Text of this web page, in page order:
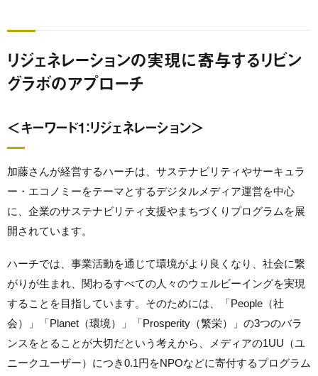
リジェネレーションの実現に寄与するリビン
グラボのアプローチ
＜キーワード1：リジェネレーション＞
加藤さんが経営するハーチは、サステナビリティやサーキュラ
ー・エコノミーをテーマとするデジタルメディア運営を中心
に、企業のサステナビリティ支援やまちづくりプログラムを展
開されています。
ハーチでは、事業活動を通じて環境がより良くなり、社会に繋
がりが生まれ、関わるすべての人々のウェルビーイングを実現
することを目指しています。そのためには、「People（社
会）」「Planet（環境）」「Prosperity（繁栄）」の3つのバラ
ンスをとることが大切だという考えから、メディアの1UU（ユ
ニークユーザー）につき0.1円をNPOなどに寄付するプログラム